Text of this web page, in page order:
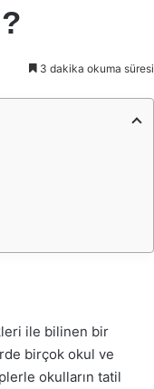
3 dakika okuma süresi
ile bilinen bir
birçok okul ve
okulların tatil